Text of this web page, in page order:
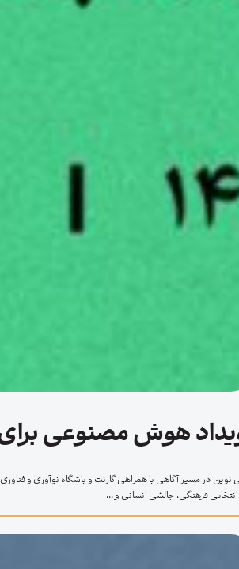
هوش مصنوعی
نوین در مسیر آگاهی با همراهی گارنت و باشگاه نوآوری و
انتخابی فرهنگی، چالشی انسانی و ...